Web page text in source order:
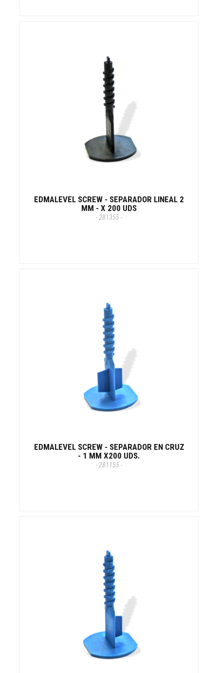
EDMALEVEL SCREW - SEPARADOR LINEAL 2
MM - X 200 UDS
- 281355 -
EDMALEVEL SCREW - SEPARADOR EN CRUZ
- 1 MM X200 UDS.
- 281155 -